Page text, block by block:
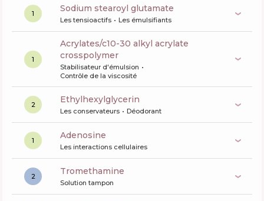
1 sodium stearoyl glutamate
Les tensioactifs Les émulsifiants
1
acrylates/c10-30 alkyl acrylate
crosspolymer
Stabilisateur d'émulsion
Contrôle de la viscosité
2 ethylhexylglycerin
Les conservateurs Déodorant
1 Adenosine
Les interactions cellulaires
2 tromethamine
Solution tampon